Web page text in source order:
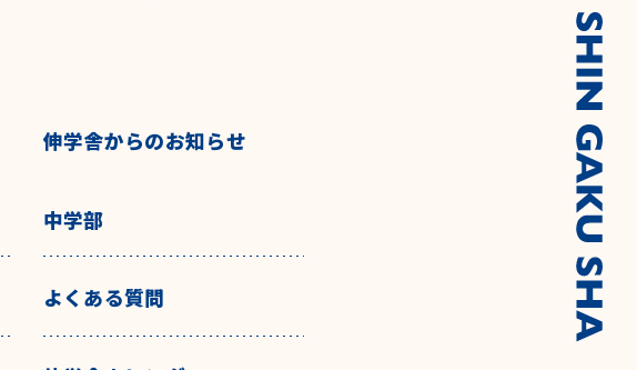
伸学舎からのお知らせ
中学部
よくある質問